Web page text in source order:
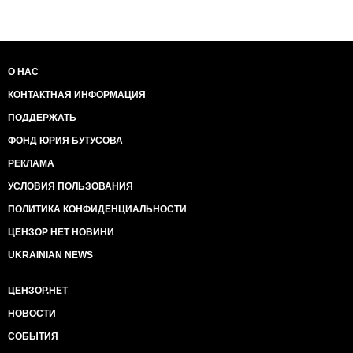
О НАС
КОНТАКТНАЯ ИНФОРМАЦИЯ
ПОДДЕРЖАТЬ
ФОНД ЮРИЯ БУТУСОВА
РЕКЛАМА
УСЛОВИЯ ПОЛЬЗОВАНИЯ
ПОЛИТИКА КОНФИДЕНЦИАЛЬНОСТИ
ЦЕНЗОР НЕТ НОВИНИ
UKRAINIAN NEWS
ЦЕНЗОР.НЕТ
НОВОСТИ
СОБЫТИЯ